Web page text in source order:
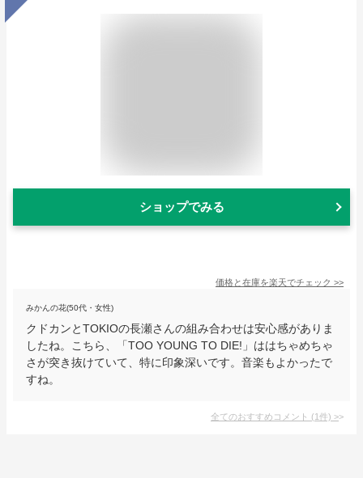
ショップでみる
価格と在庫を楽天でチェック >>
みかんの花(50代・女性)
クドカンとTOKIOの長瀬さんの組み合わせは安心感がありま
したね。こちら、「TOO YOUNG TO DIE!」ははちゃめちゃ
さが突き抜けていて、特に印象深いです。音楽もよかったで
すね。
全てのおすすめコメント (1件) >